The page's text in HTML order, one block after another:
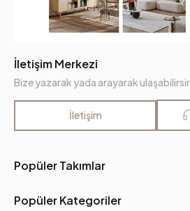
Popüler Takımlar
Popüler Kategoriler
İletişim Merkezi
Bize yazarak yada arayarak
İletişim